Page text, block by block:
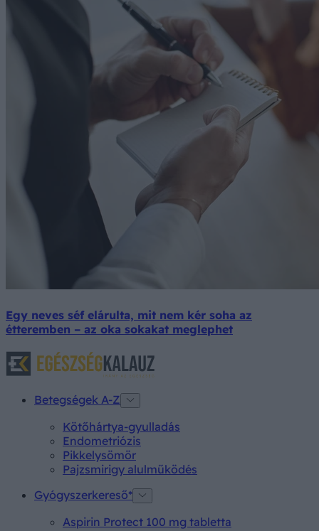
Egy neves séf elárulta, mit nem kér soha az
étteremben – az oka sokakat meglephet
Betegségek A-Z
Kötőhártya-gyulladás
Endometriózis
Pikkelysömör
Pajzsmirigy alulműködés
Gyógyszerkereső*
Aspirin Protect 100 mg tabletta